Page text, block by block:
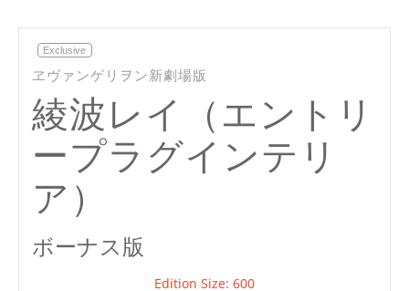
Exclusive
ヱヴァンゲリヲン新劇場版
綾波レイ（エントリ
ープラグインテリ
ア）
ボーナス版
Edition Size: 600